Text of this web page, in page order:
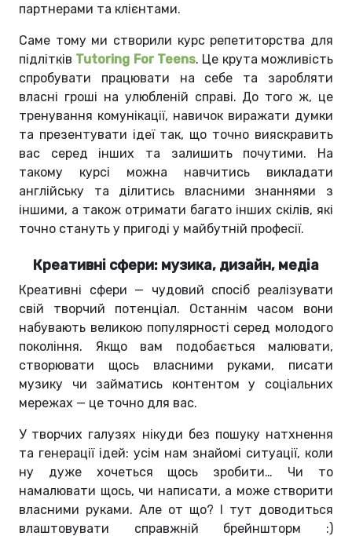
партнерами та клієнтами.
Саме тому ми створили курс репетиторства для
підлітків Tutoring For Teens. Це крута можливість
спробувати працювати на себе та заробляти
власні гроші на улюбленій справі. До того ж, це
тренування комунікації, навичок виражати думки
та презентувати ідеї так, що точно вияскравить
вас серед інших та залишить почутими. На
такому курсі можна навчитись викладати
англійську та ділитись власними знаннями з
іншими, а також отримати багато інших скілів, які
точно стануть у пригоді у майбутній професії.
Креативні сфери: музика, дизайн, медіа
Креативні сфери — чудовий спосіб реалізувати
свій творчий потенціал. Останнім часом вони
набувають великою популярності серед молодого
покоління. Якщо вам подобається малювати,
створювати щось власними руками, писати
музику чи займатись контентом у соціальних
мережах — це точно для вас.
У творчих галузях нікуди без пошуку натхнення
та генерації ідей: усім нам знайомі ситуації, коли
ну дуже хочеться щось зробити… Чи то
намалювати щось, чи написати, а може створити
власними руками. Але от що? І тут доводиться
влаштовувати справжній брейншторм :)